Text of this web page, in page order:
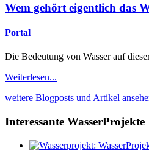
Wem gehört eigentlich das
Portal
Die Bedeutung von Wasser auf
Weiterlesen...
weitere Blogposts und Artikel
Interessante WasserProjekte